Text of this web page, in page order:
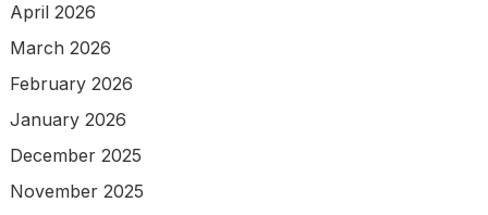
April 2026
March 2026
February 2026
January 2026
December 2025
November 2025